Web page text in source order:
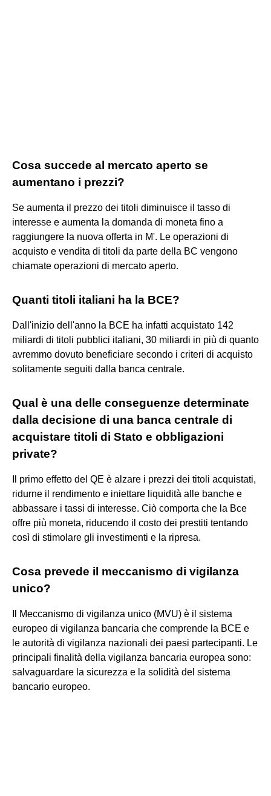
Cosa succede al mercato aperto se
aumentano i prezzi?
Se aumenta il prezzo dei titoli diminuisce il tasso di
interesse e aumenta la domanda di moneta fino a
raggiungere la nuova offerta in M'. Le operazioni di
acquisto e vendita di titoli da parte della BC vengono
chiamate operazioni di mercato aperto.
Quanti titoli italiani ha la BCE?
Dall'inizio dell'anno la BCE ha infatti acquistato 142
miliardi di titoli pubblici italiani, 30 miliardi in più di quanto
avremmo dovuto beneficiare secondo i criteri di acquisto
solitamente seguiti dalla banca centrale.
Qual è una delle conseguenze determinate
dalla decisione di una banca centrale di
acquistare titoli di Stato e obbligazioni
private?
Il primo effetto del QE è alzare i prezzi dei titoli acquistati,
ridurne il rendimento e iniettare liquidità alle banche e
abbassare i tassi di interesse. Ciò comporta che la Bce
offre più moneta, riducendo il costo dei prestiti tentando
così di stimolare gli investimenti e la ripresa.
Cosa prevede il meccanismo di vigilanza
unico?
Il Meccanismo di vigilanza unico (MVU) è il sistema
europeo di vigilanza bancaria che comprende la BCE e
le autorità di vigilanza nazionali dei paesi partecipanti. Le
principali finalità della vigilanza bancaria europea sono:
salvaguardare la sicurezza e la solidità del sistema
bancario europeo.